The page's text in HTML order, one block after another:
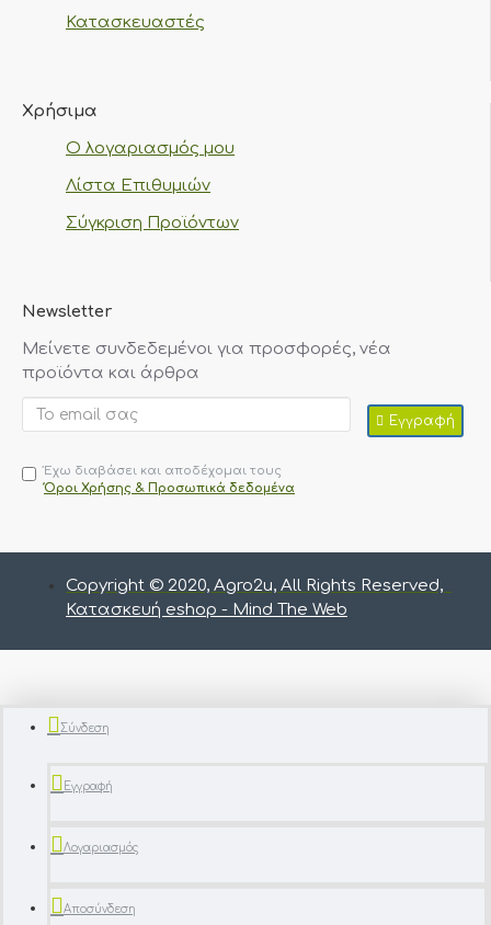
Κατασκευαστές
Χρήσιμα
Ο λογαριασμός μου
Λίστα Επιθυμιών
Σύγκριση Προϊόντων
Newsletter
Μείνετε συνδεδεμένοι για προσφορές, νέα
προϊόντα και άρθρα
Εγγραφή
Έχω διαβάσει και αποδέχομαι τους
Όροι Χρήσης & Προσωπικά δεδομένα
Copyright © 2020, Agro2u, All Rights Reserved,
Κατασκευή eshop - Mind The Web
Σύνδεση
Εγγραφή
Λογαριασμός
Αποσύνδεση